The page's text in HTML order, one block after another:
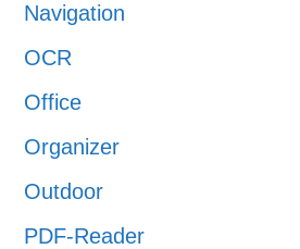
Navigation
OCR
Office
Organizer
Outdoor
PDF-Reader